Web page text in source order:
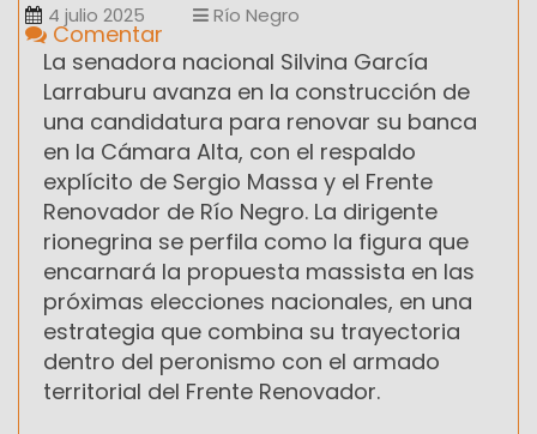
4 julio 2025 Río Negro
Comentar
La senadora nacional Silvina García
Larraburu avanza en la construcción de
una candidatura para renovar su banca
en la Cámara Alta, con el respaldo
explícito de Sergio Massa y el Frente
Renovador de Río Negro. La dirigente
rionegrina se perfila como la figura que
encarnará la propuesta massista en las
próximas elecciones nacionales, en una
estrategia que combina su trayectoria
dentro del peronismo con el armado
territorial del Frente Renovador.